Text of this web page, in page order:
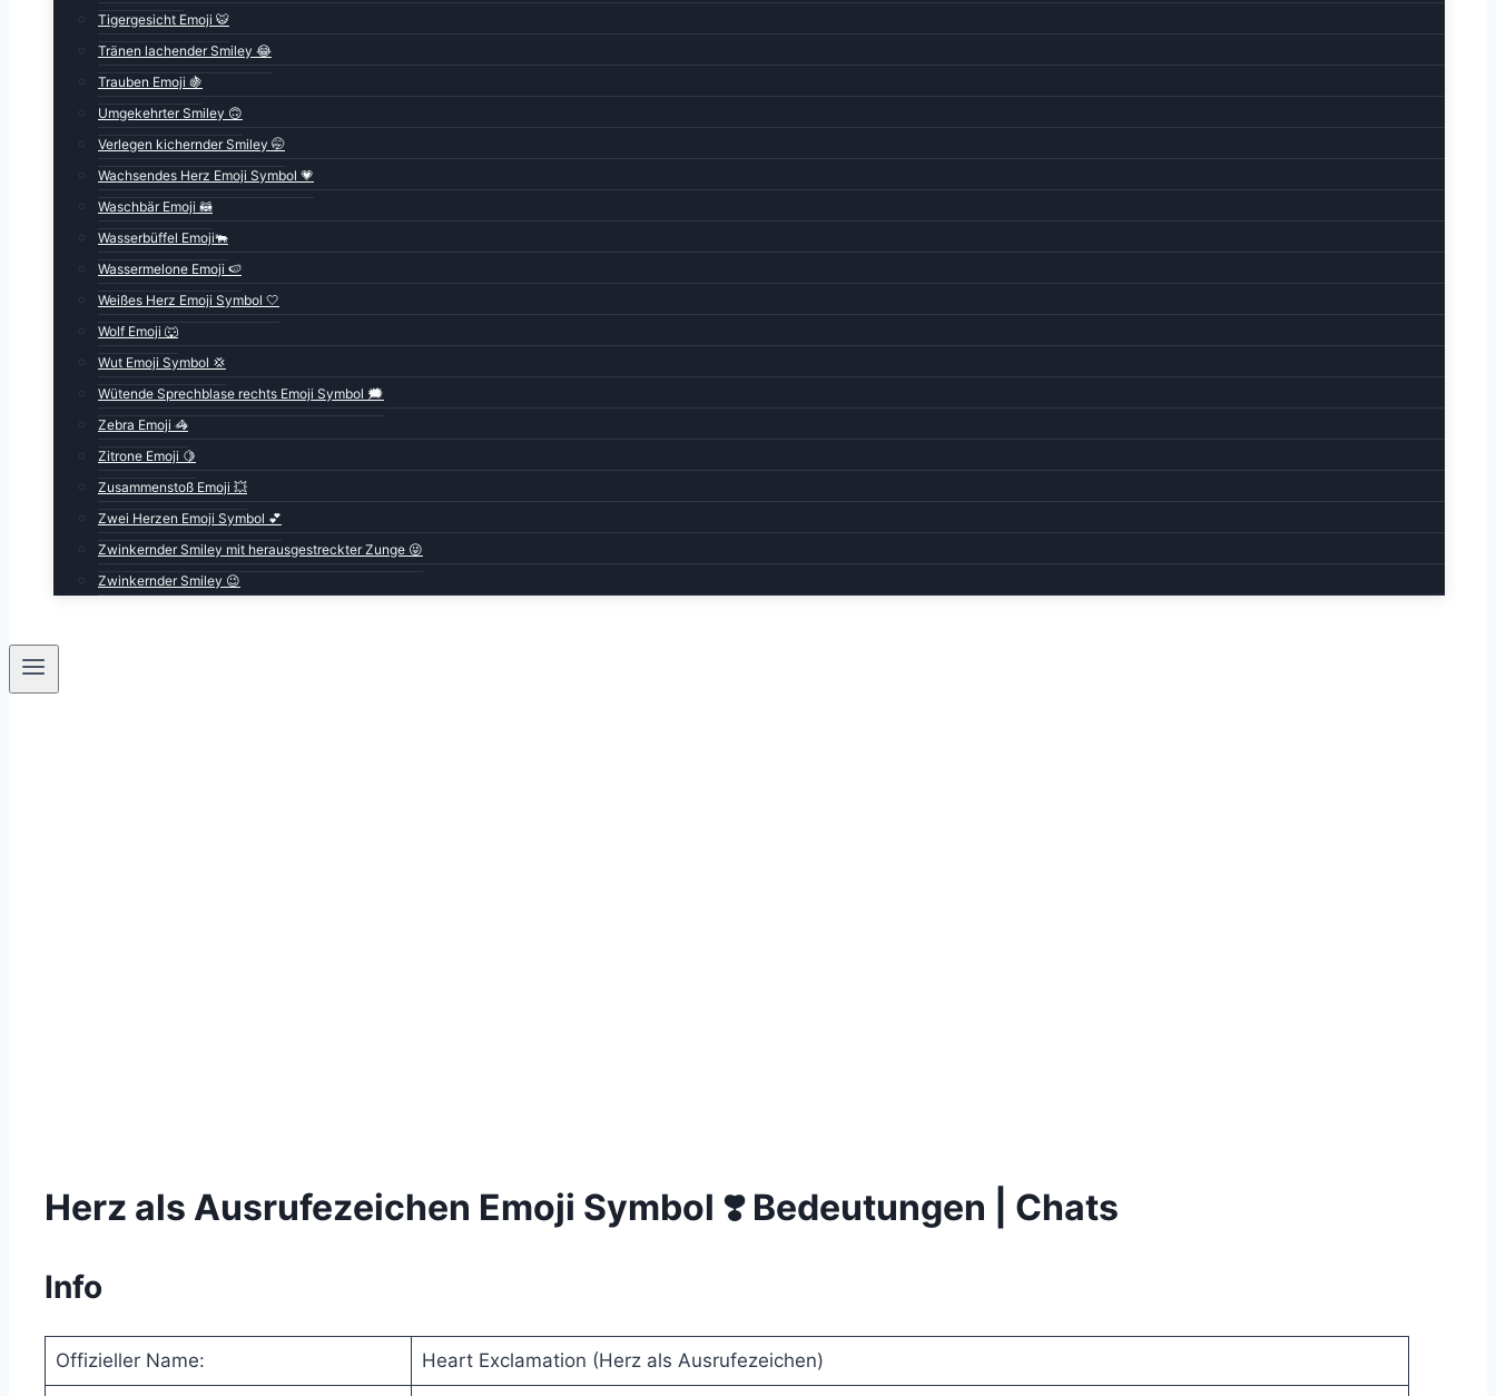
Tigergesicht Emoji 🐯
Tränen lachender Smiley 😂
Trauben Emoji 🍇
Umgekehrter Smiley 🙃
Verlegen kichernder Smiley 🤭
Wachsendes Herz Emoji Symbol 💗
Waschbär Emoji 🦝
Wasserbüffel Emoji🐃
Wassermelone Emoji 🍉
Weißes Herz Emoji Symbol 🤍
Wolf Emoji 🐺
Wut Emoji Symbol 💢
Wütende Sprechblase rechts Emoji Symbol 🗯️
Zebra Emoji 🦓
Zitrone Emoji 🍋
Zusammenstoß Emoji 💥
Zwei Herzen Emoji Symbol 💕
Zwinkernder Smiley mit herausgestreckter Zunge 😜
Zwinkernder Smiley 😉
Herz als Ausrufezeichen Emoji Symbol ❣️ Bedeutungen | Chats
Info
Offizieller Name: Heart Exclamation (Herz als Ausrufezeichen)